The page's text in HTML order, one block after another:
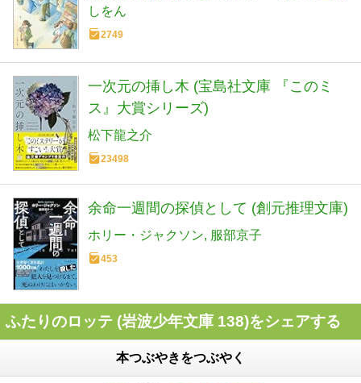
しをん
2749
一次元の挿し木 (宝島社文庫 『このミ
ス』大賞シリーズ)
松下龍之介
23498
余命一週間の探偵として (創元推理文庫)
ホリー・ジャクソン 服部京子
453
ふたりのロッテ (岩波少年文庫 138)をシェアする
本つぶやきをつぶやく